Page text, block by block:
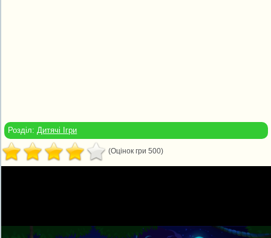
Розділ:Дитячі Ігри
(Оцінок гри 500)